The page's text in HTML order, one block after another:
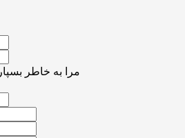
مرا به خاطر بسپار